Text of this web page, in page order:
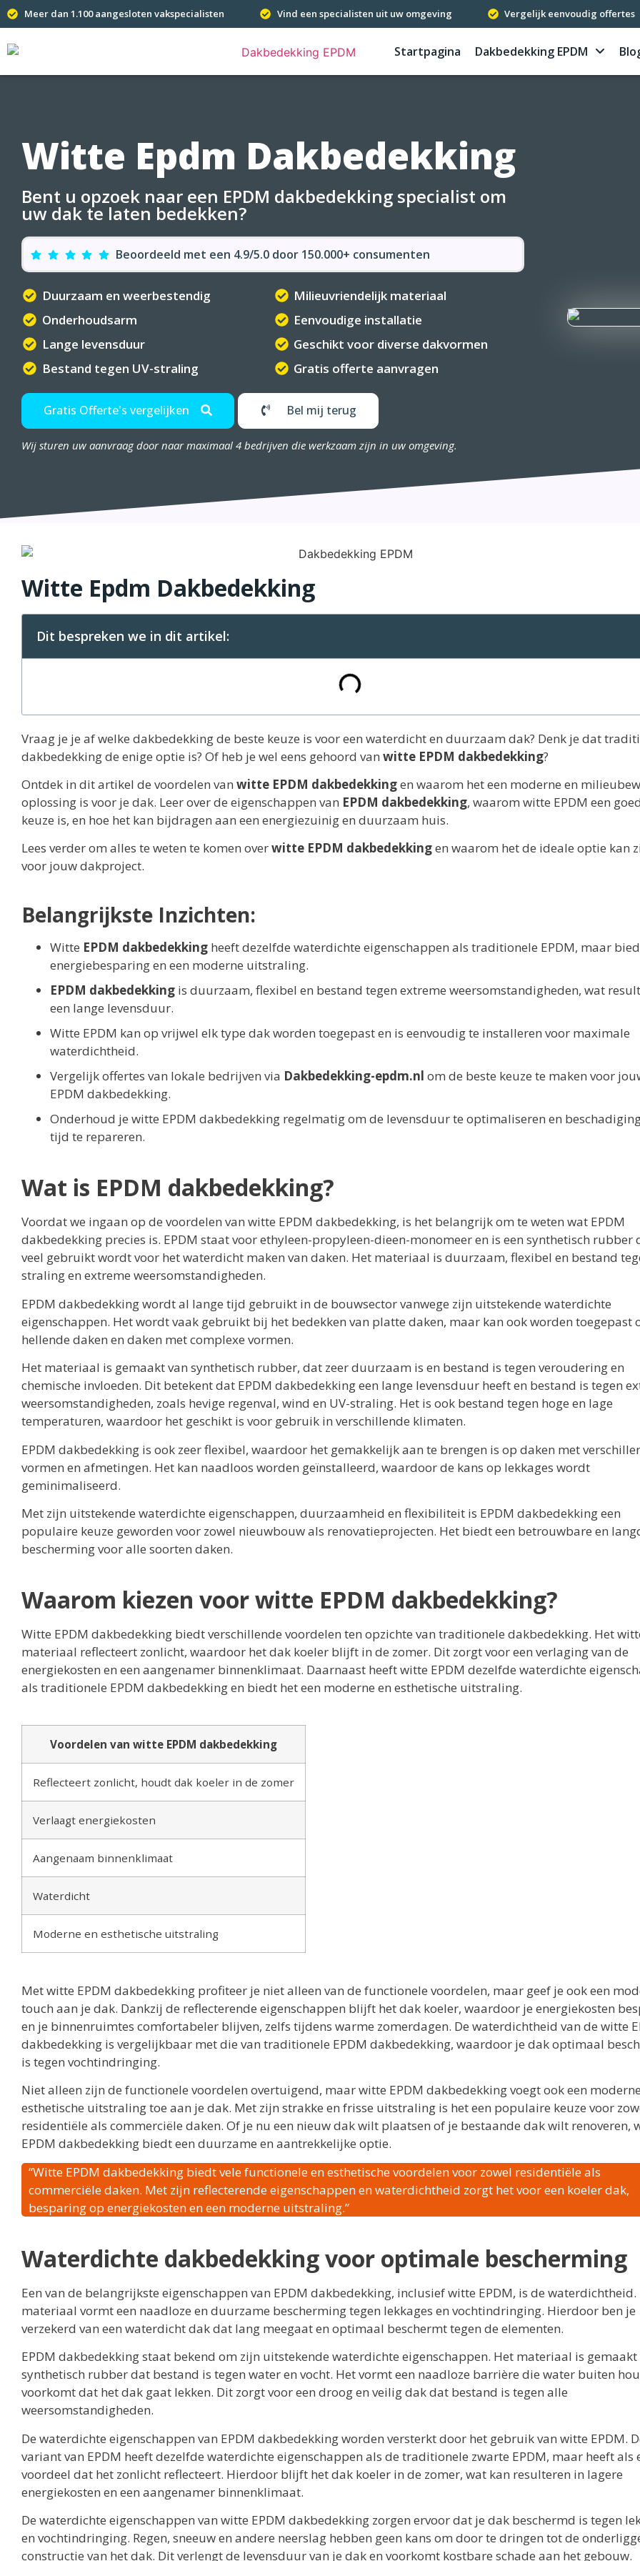
Meer dan 1.100 aangesloten vakspecialisten Vind een specialisten uit uw omgeving Vergelijk eenvoudig offertes
Startpagina Dakbedekking EPDM
Witte Epdm Dakbedekking
Bent u opzoek naar een EPDM dakbedekking specialist om
uw dak te laten bedekken?
Beoordeeld met een 4.9/5.0 door 150.000+ consumenten
Duurzaam en weerbestendig
Onderhoudsarm
Lange levensduur
Bestand tegen UV-straling
Milieuvriendelijk materiaal
Eenvoudige installatie
Geschikt voor diverse dakvormen
Gratis offerte aanvragen
Gratis Offerte's vergelijken Bel mij terug
Wij sturen uw aanvraag door naar maximaal 4 bedrijven die werkzaam zijn in uw omgeving.
Witte Epdm Dakbedekking
Dit bespreken we in dit artikel:
Vraag je je af welke dakbedekking de beste keuze is voor een waterdicht en duurzaam dak? Denk je dat
dakbedekking de enige optie is? Of heb je wel eens gehoord van witte EPDM dakbedekking?
Ontdek in dit artikel de voordelen van witte EPDM dakbedekkingen waarom het een moderne en
oplossing is voor je dak. Leer over de eigenschappen van EPDM dakbedekking, waarom witte EPDM een
keuze is, en hoe het kan bijdragen aan een energiezuinig en duurzaam huis.
Lees verder om alles te weten te komen overwitte EPDM dakbedekkingen waarom het de ideale optie kan
voor jouw dakproject.
Belangrijkste Inzichten:
Witte EPDM dakbedekking heeft dezelfde waterdichte eigenschappen als traditionele EPDM, maar
energiebesparing en een moderne uitstraling.
EPDM dakbedekking is duurzaam, flexibel en bestand tegen extreme weersomstandigheden, wat
een lange levensduur.
Witte EPDM kan op vrijwel elk type dak worden toegepast en is eenvoudig te installeren voor maximale
waterdichtheid.
Vergelijk offertes van lokale bedrijven via Dakbedekking-epdm.nl om de beste keuze te maken voor
EPDM dakbedekking.
Onderhoud je witte EPDM dakbedekking regelmatig om de levensduur te optimaliseren en
tijd te repareren.
Wat is EPDM dakbedekking?
Voordat we ingaan op de voordelen van witte EPDM dakbedekking, is het belangrijk om te weten wat EPDM
dakbedekking precies is. EPDM staat voor ethyleen-propyleen-dieen-monomeer en is een synthetisch rubber
veel gebruikt wordt voor het waterdicht maken van daken. Het materiaal is duurzaam, flexibel en bestand
straling en extreme weersomstandigheden.
EPDM dakbedekking wordt al lange tijd gebruikt in de bouwsector vanwege zijn uitstekende waterdichte
eigenschappen. Het wordt vaak gebruikt bij het bedekken van platte daken, maar kan ook worden toegepast
hellende daken en daken met complexe vormen.
Het materiaal is gemaakt van synthetisch rubber, dat zeer duurzaam is en bestand is tegen veroudering en
chemische invloeden. Dit betekent dat EPDM dakbedekking een lange levensduur heeft en bestand is tegen
weersomstandigheden, zoals hevige regenval, wind en UV-straling. Het is ook bestand tegen hoge en lage
temperaturen, waardoor het geschikt is voor gebruik in verschillende klimaten.
EPDM dakbedekking is ook zeer flexibel, waardoor het gemakkelijk aan te brengen is op daken met
vormen en afmetingen. Het kan naadloos worden geïnstalleerd, waardoor de kans op lekkages wordt
geminimaliseerd.
Met zijn uitstekende waterdichte eigenschappen, duurzaamheid en flexibiliteit is EPDM dakbedekking een
populaire keuze geworden voor zowel nieuwbouw als renovatieprojecten. Het biedt een betrouwbare en
bescherming voor alle soorten daken.
Waarom kiezen voor witte EPDM dakbedekking?
Witte EPDM dakbedekking biedt verschillende voordelen ten opzichte van traditionele dakbedekking. Het
materiaal reflecteert zonlicht, waardoor het dak koeler blijft in de zomer. Dit zorgt voor een verlaging van de
energiekosten en een aangenamer binnenklimaat. Daarnaast heeft witte EPDM dezelfde waterdichte
als traditionele EPDM dakbedekking en biedt het een moderne en esthetische uitstraling.
Voordelen van witte EPDM dakbedekking
Reflecteert zonlicht, houdt dak koeler in de zomer
Verlaagt energiekosten
Aangenaam binnenklimaat
Waterdicht
Moderne en esthetische uitstraling
Met witte EPDM dakbedekking profiteer je niet alleen van de functionele voordelen, maar geef je ook een
touch aan je dak. Dankzij de reflecterende eigenschappen blijft het dak koeler, waardoor je energiekosten
en je binnenruimtes comfortabeler blijven, zelfs tijdens warme zomerdagen. De waterdichtheid van de witte
dakbedekking is vergelijkbaar met die van traditionele EPDM dakbedekking, waardoor je dak optimaal
is tegen vochtindringing.
Niet alleen zijn de functionele voordelen overtuigend, maar witte EPDM dakbedekking voegt ook een
esthetische uitstraling toe aan je dak. Met zijn strakke en frisse uitstraling is het een populaire keuze voor
residentiële als commerciële daken. Of je nu een nieuw dak wilt plaatsen of je bestaande dak wilt renoveren,
EPDM dakbedekking biedt een duurzame en aantrekkelijke optie.
“Witte EPDM dakbedekking biedt vele functionele en esthetische voordelen voor zowel residentiële als
commerciële daken. Met zijn reflecterende eigenschappen en waterdichtheid zorgt het voor een koeler dak,
besparing op energiekosten en een moderne uitstraling.”
Waterdichte dakbedekking voor optimale bescherming
Een van de belangrijkste eigenschappen van EPDM dakbedekking, inclusief witte EPDM, is de waterdichtheid.
materiaal vormt een naadloze en duurzame bescherming tegen lekkages en vochtindringing. Hierdoor ben je
verzekerd van een waterdicht dak dat lang meegaat en optimaal beschermt tegen de elementen.
EPDM dakbedekking staat bekend om zijn uitstekende waterdichte eigenschappen. Het materiaal is gemaakt
synthetisch rubber dat bestand is tegen water en vocht. Het vormt een naadloze barrière die water buiten
voorkomt dat het dak gaat lekken. Dit zorgt voor een droog en veilig dak dat bestand is tegen alle
weersomstandigheden.
De waterdichte eigenschappen van EPDM dakbedekking worden versterkt door het gebruik van witte EPDM.
variant van EPDM heeft dezelfde waterdichte eigenschappen als de traditionele zwarte EPDM, maar heeft als
voordeel dat het zonlicht reflecteert. Hierdoor blijft het dak koeler in de zomer, wat kan resulteren in lagere
energiekosten en een aangenamer binnenklimaat.
De waterdichte eigenschappen van witte EPDM dakbedekking zorgen ervoor dat je dak beschermd is tegen
en vochtindringing. Regen, sneeuw en andere neerslag hebben geen kans om door te dringen tot de
constructie van het dak. Dit verlengt de levensduur van je dak en voorkomt kostbare schade aan het gebouw.